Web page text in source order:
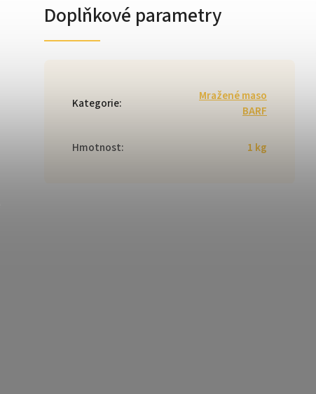
Doplňkové parametry
Kategorie:
Mražené maso
BARF
Hmotnost: 1 kg